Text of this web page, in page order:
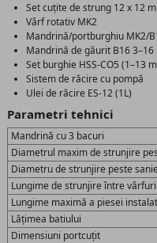
Set cuțite de strung 12 x 12
Vârf rotativ MK2
Mandrină/portburghiu MK2/
Mandrină de găurit B16 3–16
Set burghie HSS-CO5 (1–13
Sistem de răcire cu pompă
Ulei de răcire ES-12 (1L)
Parametri tehnici
Mandrină cu 3 bacuri
Diametrul maxim de strunjire
Diametru de strunjire peste sanie
Lungime de strunjire între
Lungime maximă a piesei
Lățimea batiului
Dimensiuni portcuțit